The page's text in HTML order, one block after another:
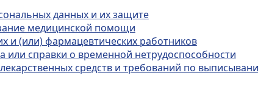
данных и их защите
медицинской помощи
и (или) фармацевтических работников
справки о временной нетрудоспособности
средств и требований по